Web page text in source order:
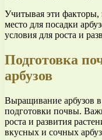
Учитывая эти факторы,
место для посадки
условия для роста и
Подготовка
арбузов
Выращивание арбузов
подготовки почвы.
роста и развития
вкусных и сочных